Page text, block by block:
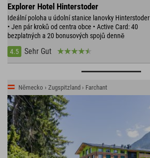
Explorer Hotel Hinterstoder
Ideální poloha u údolní stanice lanovky Hinterstoder
• Jen pár kroků od centra obce • Active Card: 40
bezplatných a 20 bonusových spojů denně
4.5
Sehr Gut
Německo › Zugspitzland › Farchant